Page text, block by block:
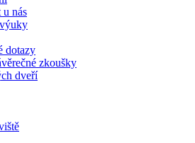
u nás
dotazy
zkoušky
dveří